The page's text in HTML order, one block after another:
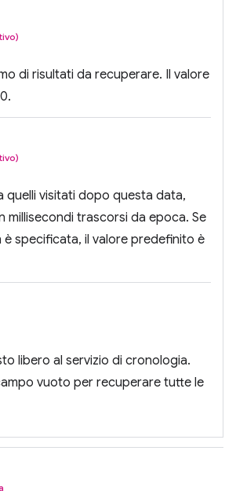
di risultati da recuperare. Il valore
quelli visitati dopo questa data,
millisecondi trascorsi da epoca. Se
specificata, il valore predefinito è
libero al servizio di cronologia.
vuoto per recuperare tutte le